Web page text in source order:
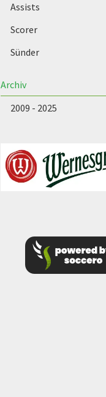
Assists
Scorer
Sünder
Archiv
2009 - 2025